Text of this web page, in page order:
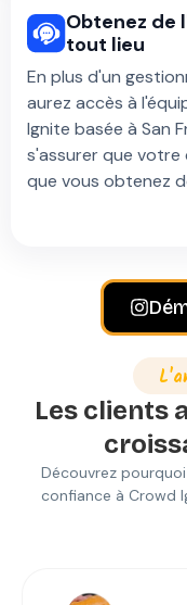
Obtenez de
tout lieu
En plus d'un
aurez accès à
Ignite basée à San
s'assurer que
que vous obtenez
Les clients
Découvrez
confiance à Crowd